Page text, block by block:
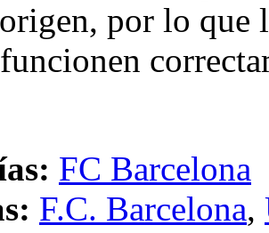
por lo que
FC Barcelona
F.C. Barcelona,